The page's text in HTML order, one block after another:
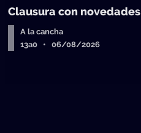
Clausura con novedades
A la cancha
13a0 • 06/08/2026